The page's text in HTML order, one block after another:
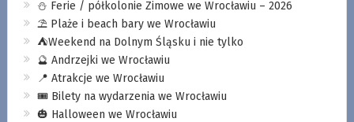
⛄️ Ferie / półkolonie Zimowe we Wrocławiu – 2026
⛱️ Plaże i beach bary we Wrocławiu
⛺️Weekend na Dolnym Śląsku i nie tylko
🔮 Andrzejki we Wrocławiu
📍 Atrakcje we Wrocławiu
🎟️ Bilety na wydarzenia we Wrocławiu
🎃 Halloween we Wrocławiu